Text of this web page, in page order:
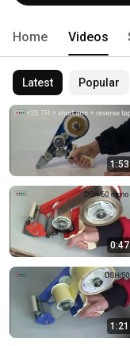
Home Videos
Latest Popular
1:53
0:47
1:21